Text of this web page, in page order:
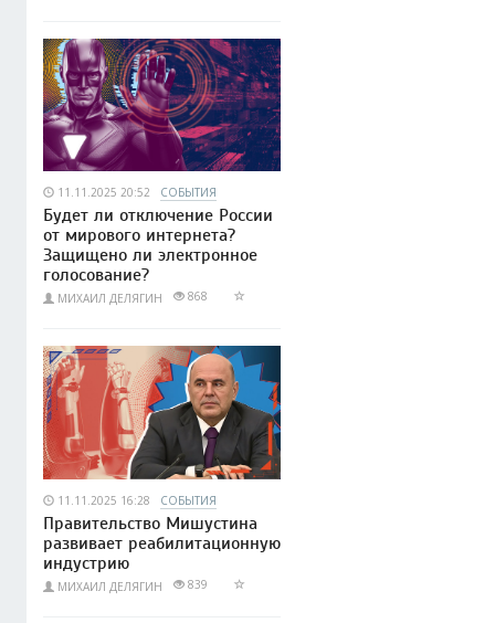
11.11.2025 20:52 СОБЫТИЯ
Будет ли отключение России
от мирового интернета?
Защищено ли электронное
голосование?
МИХАИЛ ДЕЛЯГИН 868
11.11.2025 16:28 СОБЫТИЯ
Правительство Мишустина
развивает реабилитационную
индустрию
МИХАИЛ ДЕЛЯГИН 839